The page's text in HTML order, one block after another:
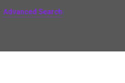
Advanced Search